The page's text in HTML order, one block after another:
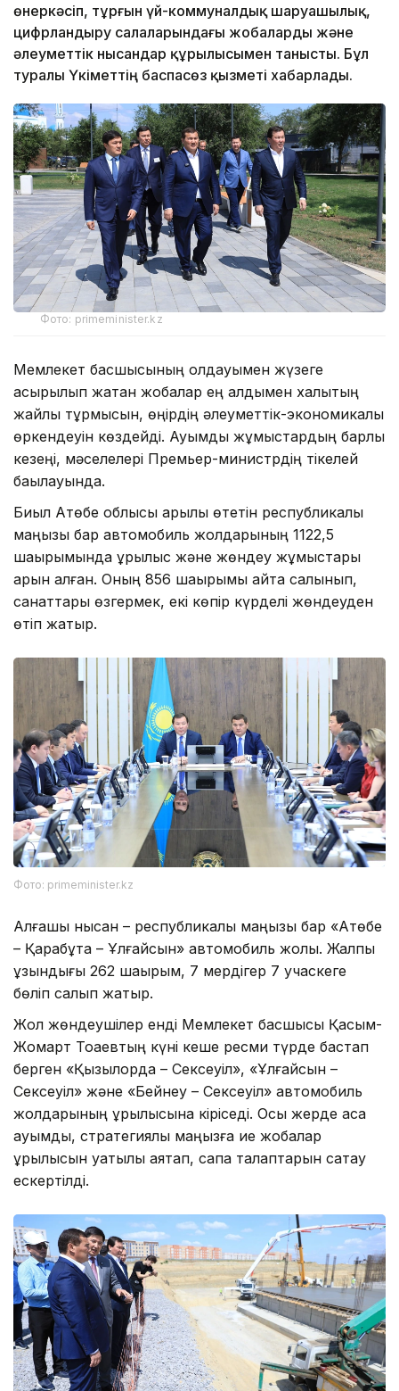
өнеркәсіп, тұрғын үй-коммуналдық шаруашылық,
цифрландыру салаларындағы жобаларды және
әлеуметтік нысандар құрылысымен танысты. Бұл
туралы Үкіметтің баспасөз қызметі хабарлады.
Фото: primeminister.kz
Мемлекет басшысының қолдауымен жүзеге
асырылып жатқан жобалар ең алдымен халықтың
жайлы тұрмысын, өңірдің әлеуметтік-экономикалық
өркендеуін көздейді. Ауқымды жұмыстардың барлық
кезеңі, мәселелері Премьер-министрдің тікелей
бақылауында.
Биыл Ақтөбе облысы арқылы өтетін республикалық
маңызы бар автомобиль жолдарының 1122,5
шақырымында құрылыс және жөндеу жұмыстары
қарқын алған. Оның 856 шақырымы қайта салынып,
санаттары өзгермек, екі көпір күрделі жөндеуден
өтіп жатыр.
Фото: primeminister.kz
Алғашқы нысан – республикалық маңызы бар «Ақтөбе
– Қарабұтақ – Ұлғайсын» автомобиль жолы. Жалпы
ұзындығы 262 шақырым, 7 мердігер 7 учаскеге
бөліп салып жатыр.
Жол жөндеушілер енді Мемлекет басшысы Қасым-
Жомарт Тоқаевтың күні кеше ресми түрде бастап
берген «Қызылорда – Сексеуіл», «Ұлғайсын –
Сексеуіл» және «Бейнеу – Сексеуіл» автомобиль
жолдарының құрылысына кіріседі. Осы жерде аса
ауқымды, стратегиялық маңызға ие жобалар
құрылысын уақтылы аяқтап, сапа талаптарын сақтау
ескертілді.